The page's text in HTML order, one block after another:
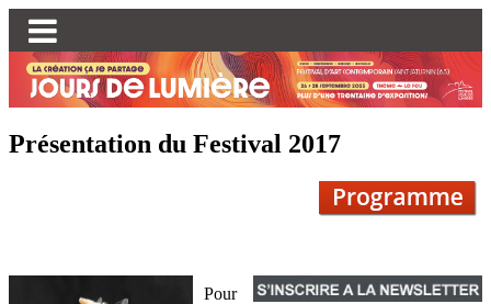
Présentation du Festival 2017
Pour